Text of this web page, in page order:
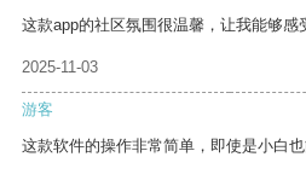
这款app的社区氛围很温馨，让我能够感
2025-11-03
游客
这款软件的操作非常简单，即使是小白也